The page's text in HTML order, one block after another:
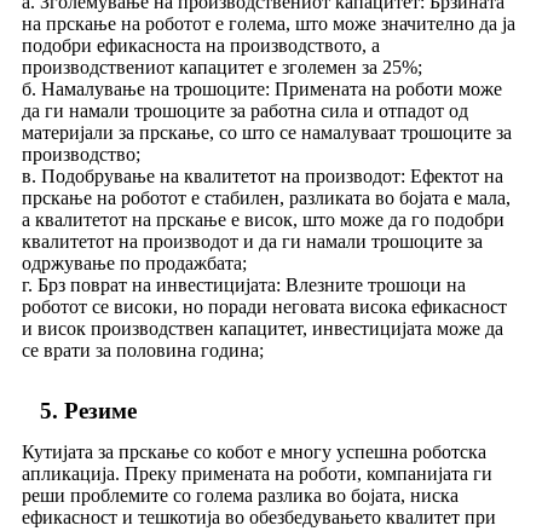
на прскање на роботот е голема, што може значително да ја
подобри ефикасноста на производството, а
производствениот капацитет е зголемен за 25%;
б. Намалување на трошоците: Примената на роботи може
да ги намали трошоците за работна сила и отпадот од
материјали за прскање, со што се намалуваат трошоците за
производство;
в. Подобрување на квалитетот на производот: Ефектот на
прскање на роботот е стабилен, разликата во бојата е мала,
а квалитетот на прскање е висок, што може да го подобри
квалитетот на производот и да ги намали трошоците за
одржување по продажбата;
г. Брз поврат на инвестицијата: Влезните трошоци на
роботот се високи, но поради неговата висока ефикасност
и висок производствен капацитет, инвестицијата може да
се врати за половина година;
5. Резиме
Кутијата за прскање со кобот е многу успешна роботска
апликација. Преку примената на роботи, компанијата ги
реши проблемите со голема разлика во бојата, ниска
ефикасност и тешкотија во обезбедувањето квалитет при